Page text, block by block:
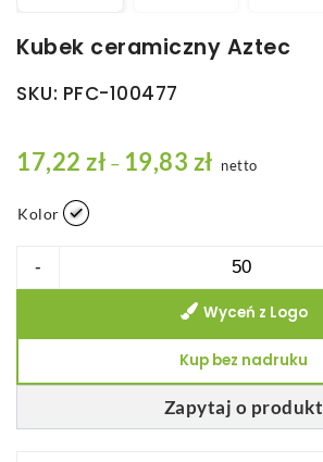
Kubek ceramiczny Aztec
SKU: PFC-100477
17,22 zł – 19,83 złZ
s
e
n
:
netto
Kolor
-
Kubek
Zapytaj o produkt
Wyceń z Logo
Kup bez nadruku